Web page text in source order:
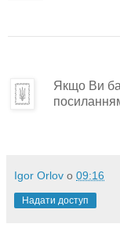
Якщо Ви
Igor Orlov о 09:16
Надати доступ